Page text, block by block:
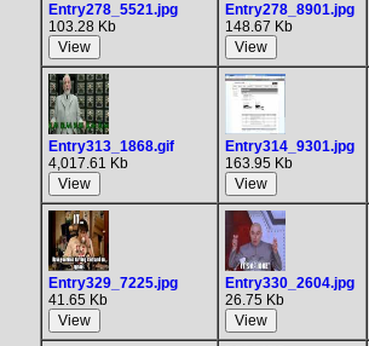
Entry278_5521.jpg
103.28 Kb
Entry278_8901.jpg
148.67 Kb
Entry313_1868.gif
4,017.61 Kb
Entry314_9301.jpg
163.95 Kb
Entry329_7225.jpg
41.65 Kb
Entry330_2604.jpg
26.75 Kb